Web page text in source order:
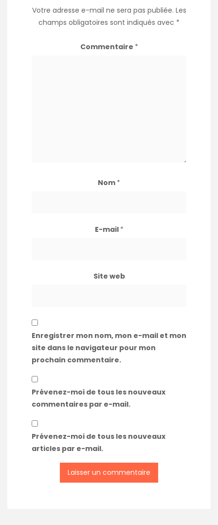
Votre adresse e-mail ne sera pas publiée. Les
champs obligatoires sont indiqués avec *
Commentaire *
Nom *
E-mail *
Site web
Enregistrer mon nom, mon e-mail et mon
site dans le navigateur pour mon
prochain commentaire.
Prévenez-moi de tous les nouveaux
commentaires par e-mail.
Prévenez-moi de tous les nouveaux
articles par e-mail.